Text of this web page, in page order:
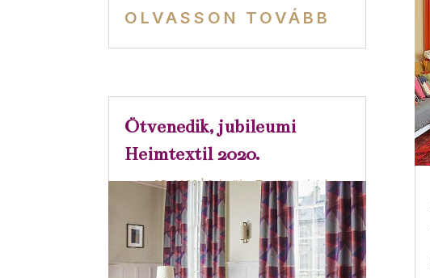
OLVASSON TOVÁBB
Ötvenedik, jubileumi
Heimtextil 2020.
jan 25, 2020|Színvilág,Textilek másként